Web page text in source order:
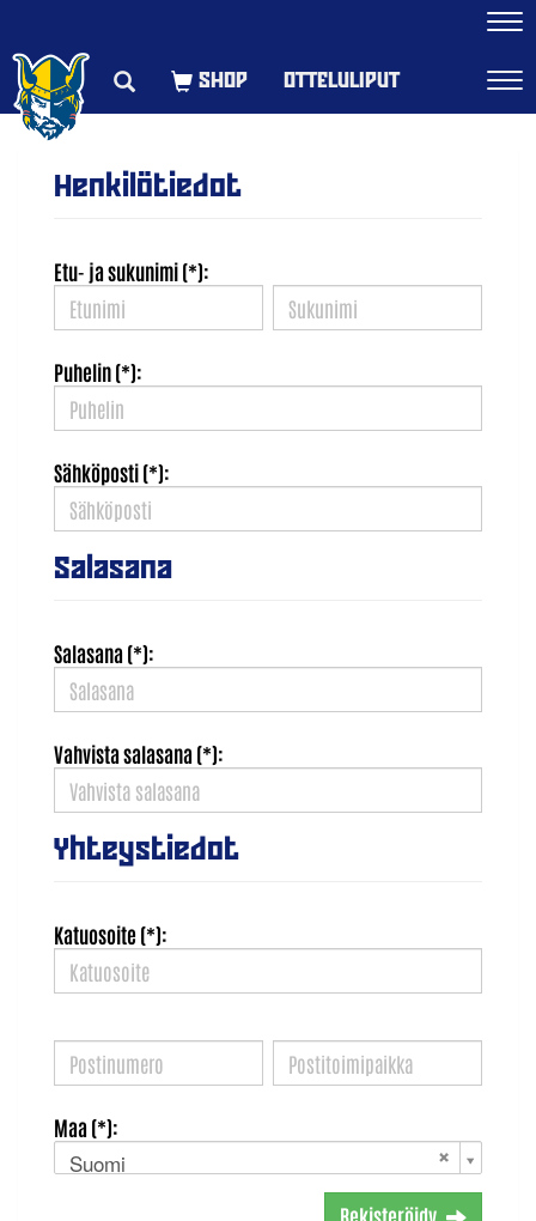
OTTELULIPUT
Henkilötiedot
Etu- ja sukunimi (*):
Puhelin (*):
Sähköposti (*):
Salasana
Salasana (*):
Vahvista salasana (*):
Yhteystiedot
Katuosoite (*):
Maa (*):
Suomi
Rekisteröidy